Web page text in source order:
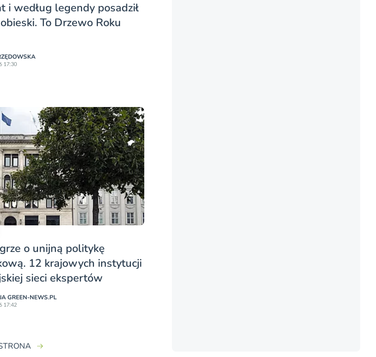
i według legendy posadził
To Drzewo Roku
17:30
o unijną politykę
12 krajowych instytucji
sieci ekspertów
GREEN-NEWS.PL
17:42